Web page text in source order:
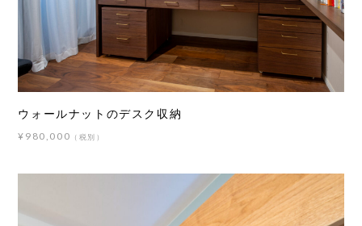
ウォールナットのデスク収納
¥980,000 （税別）